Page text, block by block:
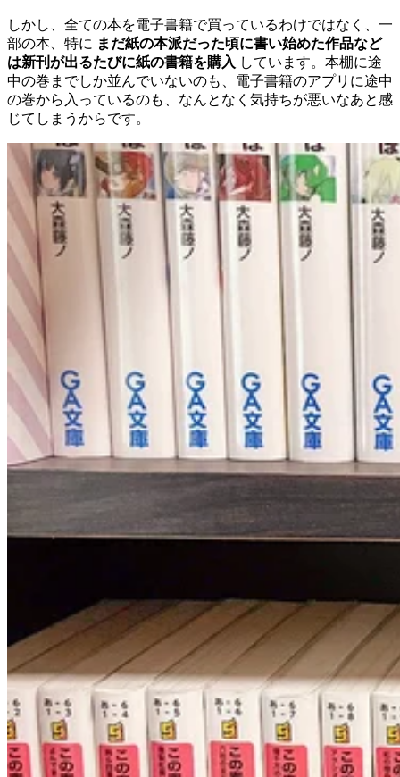
しかし、全ての本を電子書籍で買っているわけではなく、一
部の本、特に まだ紙の本派だった頃に書い始めた作品など
は新刊が出るたびに紙の書籍を購入 しています。本棚に途
中の巻までしか並んでいないのも、電子書籍のアプリに途中
の巻から入っているのも、なんとなく気持ちが悪いなあと感
じてしまうからです。